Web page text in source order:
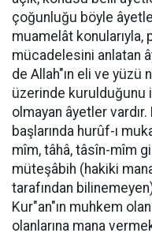
çoğunluğu böyle
muamelât konularıyla,
mücadelesini anlatan
de Allah"ın eli ve yüzü
üzerinde kurulduğunu
olmayan âyetler
başlarında hurûf-ı
mîm, tâhâ, tâsîn-mîm
müteşâbih (hakiki
tarafından
Kur"an"ın muhkem
olanlarına mana